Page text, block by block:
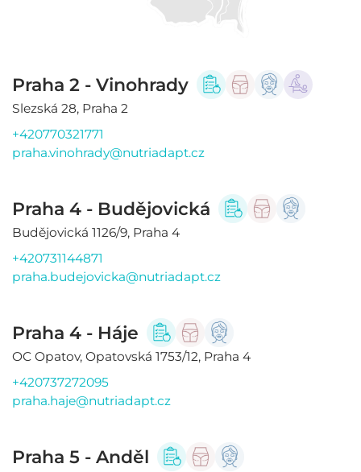
Praha 2 - Vinohrady
Slezská 28, Praha 2
+420770321771
praha.vinohrady@nutriadapt.cz
Praha 4 - Budějovická
Budějovická 1126/9, Praha 4
+420731144871
praha.budejovicka@nutriadapt.cz
Praha 4 - Háje
OC Opatov, Opatovská 1753/12, Praha 4
+420737272095
praha.haje@nutriadapt.cz
Praha 5 - Anděl